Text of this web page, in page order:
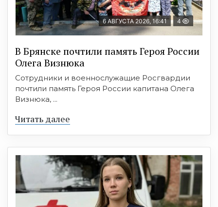
6 АВГУСТА 2026, 16:41 4
В Брянске почтили память Героя России
Олега Визнюка
Сотрудники и военнослужащие Росгвардии
почтили память Героя России капитана Олега
Визнюка, ...
Читать далее